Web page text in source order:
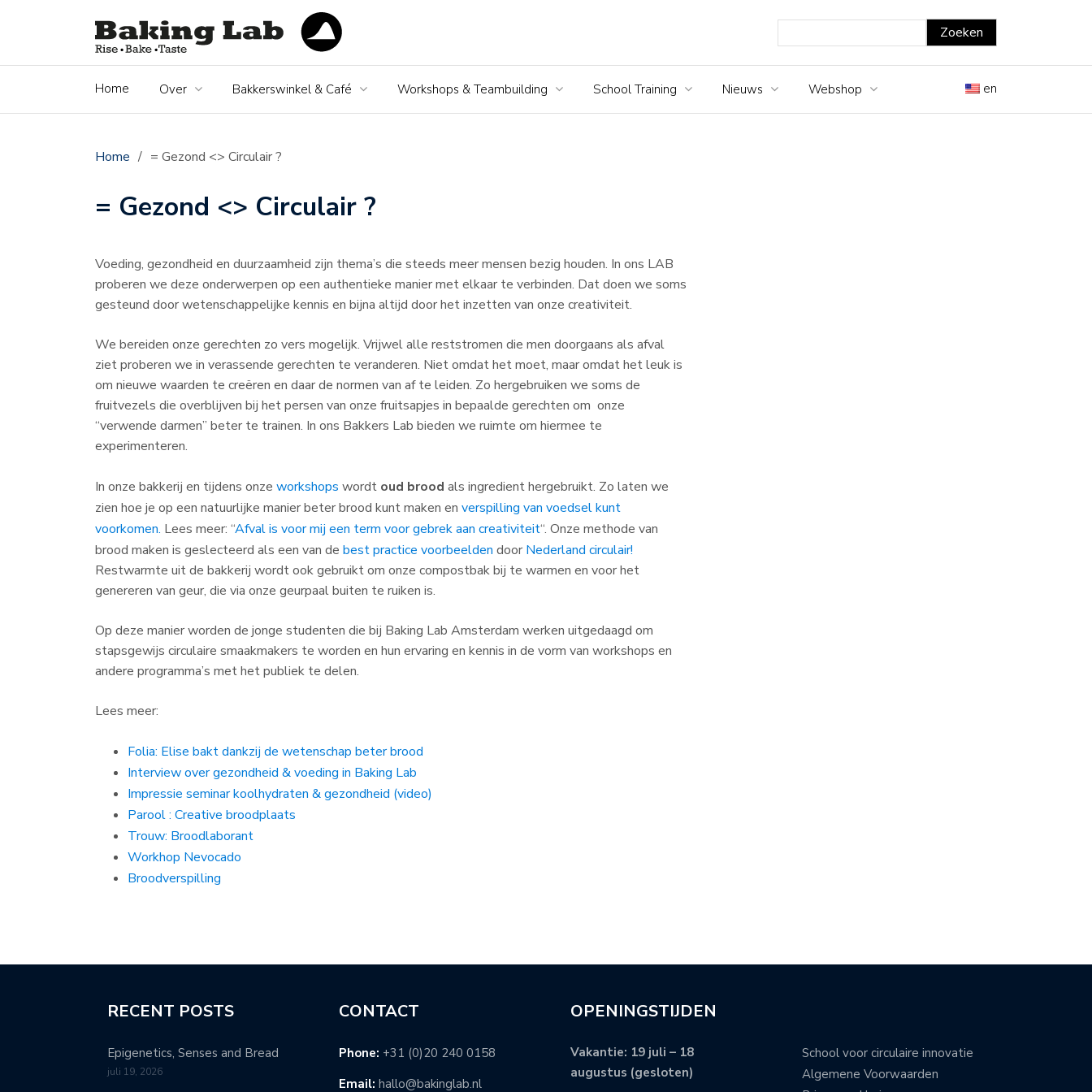
en
Home Over Bakkerswinkel & Café Workshops & Teambuilding School Training Nieuws Webshop
Home / = Gezond <> Circulair ?
= Gezond <> Circulair ?
Voeding, gezondheid en duurzaamheid zijn thema’s die steeds meer mensen bezig houden. In ons LAB
proberen we deze onderwerpen op een authentieke manier met elkaar te verbinden. Dat doen we soms
gesteund door wetenschappelijke kennis en bijna altijd door het inzetten van onze creativiteit.
We bereiden onze gerechten zo vers mogelijk. Vrijwel alle reststromen die men doorgaans als afval
ziet proberen we in verassende gerechten te veranderen. Niet omdat het moet, maar omdat het leuk is
om nieuwe waarden te creëren en daar de normen van af te leiden. Zo hergebruiken we soms de
fruitvezels die overblijven bij het persen van onze fruitsapjes in bepaalde gerechten om onze
“verwende darmen” beter te trainen. In ons Bakkers Lab bieden we ruimte om hiermee te
experimenteren.
In onze bakkerij en tijdens onze workshops wordt oud brood als ingredient hergebruikt. Zo laten we
zien hoe je op een natuurlijke manier beter brood kunt maken en verspilling van voedsel kunt
voorkomen. Lees meer: “Afval is voor mij een term voor gebrek aan creativiteit“. Onze methode van
brood maken is geslecteerd als een van de best practice voorbeelden door Nederland circulair!
Restwarmte uit de bakkerij wordt ook gebruikt om onze compostbak bij te warmen en voor het
genereren van geur, die via onze geurpaal buiten te ruiken is.
Op deze manier worden de jonge studenten die bij Baking Lab Amsterdam werken uitgedaagd om
stapsgewijs circulaire smaakmakers te worden en hun ervaring en kennis in de vorm van workshops en
andere programma’s met het publiek te delen.
Lees meer:
Folia: Elise bakt dankzij de wetenschap beter brood
Interview over gezondheid & voeding in Baking Lab
Impressie seminar koolhydraten & gezondheid (video)
Parool : Creative broodplaats
Trouw: Broodlaborant
Workhop Nevocado
Broodverspilling
RECENT POSTS
Epigenetics, Senses and Bread
juli 19, 2026
CONTACT
Phone: +31 (0)20 240 0158
Email: hallo@bakinglab.nl
OPENINGSTIJDEN
Vakantie: 19 juli – 18
augustus (gesloten)
School voor circulaire innovatie
Algemene Voorwaarden